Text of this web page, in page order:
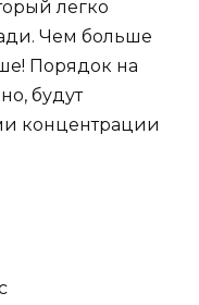
легко
Чем больше
Порядок на
будут
концентрации